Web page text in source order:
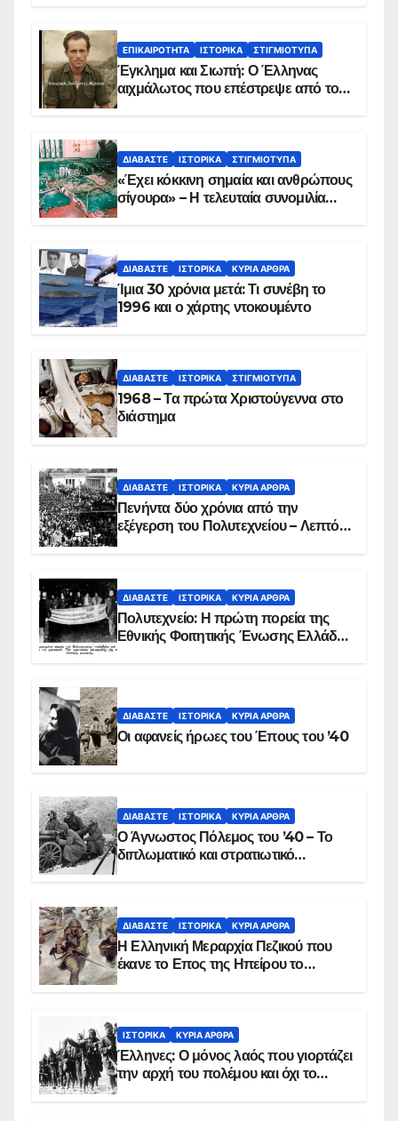
ΕΠΙΚΑΙΡΌΤΗΤΑ ΙΣΤΟΡΙΚΆ ΣΤΙΓΜΙΌΤΥΠΑ
Έγκλημα και Σιωπή: Ο Έλληνας
αιχμάλωτος που επέστρεψε από το
ΔΙΑΒΆΣΤΕ ΙΣΤΟΡΙΚΆ ΣΤΙΓΜΙΌΤΥΠΑ
«Έχει κόκκινη σημαία και ανθρώπους
σίγουρα» – Η τελευταία συνομιλία
ΔΙΑΒΆΣΤΕ ΙΣΤΟΡΙΚΆ ΚΥΡΙΑ ΑΡΘΡΑ
Ίμια 30 χρόνια μετά: Τι συνέβη το
1996 και ο χάρτης ντοκουμέντο
ΔΙΑΒΆΣΤΕ ΙΣΤΟΡΙΚΆ ΣΤΙΓΜΙΌΤΥΠΑ
1968 – Τα πρώτα Χριστούγεννα στο
διάστημα
ΔΙΑΒΆΣΤΕ ΙΣΤΟΡΙΚΆ ΚΥΡΙΑ ΑΡΘΡΑ
Πενήντα δύο χρόνια από την
εξέγερση του Πολυτεχνείου – Λεπτό
ΔΙΑΒΆΣΤΕ ΙΣΤΟΡΙΚΆ ΚΥΡΙΑ ΑΡΘΡΑ
Πολυτεχνείο: Η πρώτη πορεία της
Εθνικής Φοιτητικής Ένωσης Ελλάδος
ΔΙΑΒΆΣΤΕ ΙΣΤΟΡΙΚΆ ΚΥΡΙΑ ΑΡΘΡΑ
Οι αφανείς ήρωες του Έπους του ’40
ΔΙΑΒΆΣΤΕ ΙΣΤΟΡΙΚΆ ΚΥΡΙΑ ΑΡΘΡΑ
Ο Άγνωστος Πόλεμος του ’40 – Το
διπλωματικό και στρατιωτικό
ΔΙΑΒΆΣΤΕ ΙΣΤΟΡΙΚΆ ΚΥΡΙΑ ΑΡΘΡΑ
Η Ελληνική Μεραρχία Πεζικού που
έκανε το Επος της Ηπείρου το
ΙΣΤΟΡΙΚΆ ΚΥΡΙΑ ΑΡΘΡΑ
Έλληνες: Ο μόνος λαός που γιορτάζει
την αρχή του πολέμου και όχι το